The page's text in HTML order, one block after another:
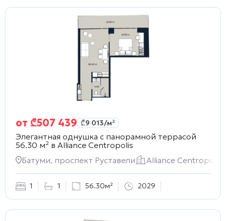
от ₾507 439 ₾9 013/м²
Элегантная однушка с панорамной террасой
56.30 м² в Alliance Centropolis
Батуми, проспект Руставели
Alliance Centropolis
1 1 56.30м² 2029